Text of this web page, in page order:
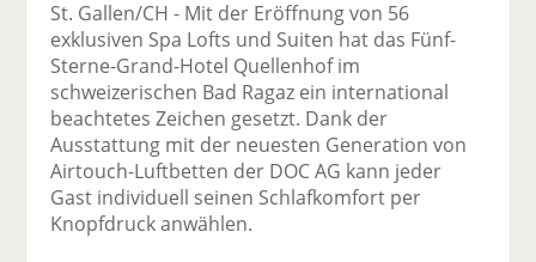
St. Gallen/CH - Mit der Eröffnung von 56
exklusiven Spa Lofts und Suiten hat das Fünf-
Sterne-Grand-Hotel Quellenhof im
schweizerischen Bad Ragaz ein international
beachtetes Zeichen gesetzt. Dank der
Ausstattung mit der neuesten Generation von
Airtouch-Luftbetten der DOC AG kann jeder
Gast individuell seinen Schlafkomfort per
Knopfdruck anwählen.